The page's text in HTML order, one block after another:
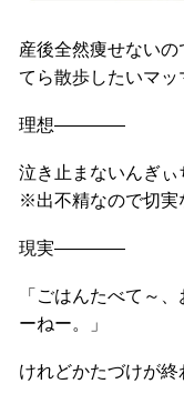
産後全然痩せない
てら散歩したいマッ
理想――――
泣き止まないんぎぃ
※出不精なので切実
現実――――
「ごはんたべて～
ーねー。」
けれどかたづけが終